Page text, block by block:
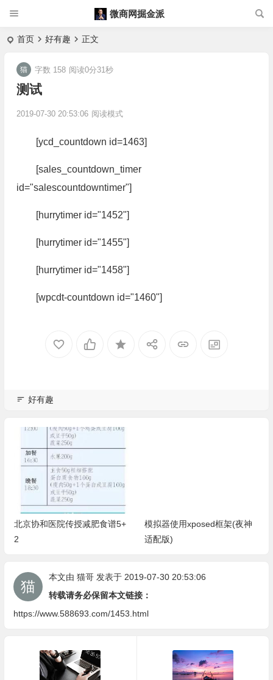
微商网掘金派
首页 好有趣 正文
测试
2019-07-30 20:53:06
字数 158 阅读0分31秒
阅读模式
[ycd_countdown id=1463]
[sales_countdown_timer
id="salescountdowntimer"]
[hurrytimer id="1452"]
[hurrytimer id="1455"]
[hurrytimer id="1458"]
[wpcdt-countdown id="1460"]
好有趣
北京协和医院传授减肥食谱5+
2
模拟器使用xposed框架(夜神
适配版)
本文由 猫哥发表于 2019-07-30 20:53:06
转载请务必保留本文链接：
https://www.588693.com/1453.html